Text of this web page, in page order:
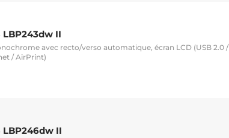
LBP243dw II
avec recto/verso automatique, écran LCD (USB 2.0 /
/ AirPrint)
LBP246dw II